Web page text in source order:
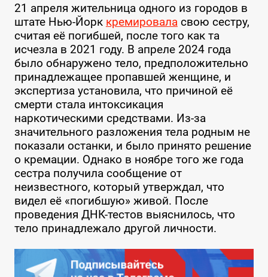
21 апреля жительница одного из городов в
штате Нью-Йорк кремировала свою сестру,
считая её погибшей, после того как та
исчезла в 2021 году. В апреле 2024 года
было обнаружено тело, предположительно
принадлежащее пропавшей женщине, и
экспертиза установила, что причиной её
смерти стала интоксикация
наркотическими средствами. Из-за
значительного разложения тела родным не
показали останки, и было принято решение
о кремации. Однако в ноябре того же года
сестра получила сообщение от
неизвестного, который утверждал, что
видел её «погибшую» живой. После
проведения ДНК-тестов выяснилось, что
тело принадлежало другой личности.